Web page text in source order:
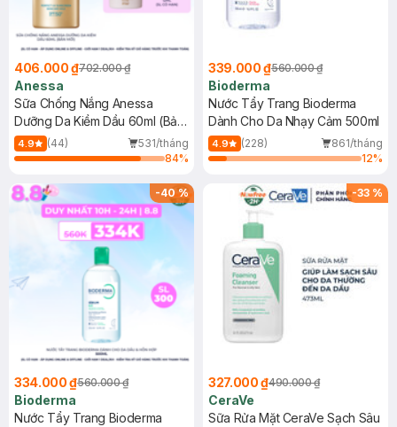
406.000 ₫702.000 ₫
Anessa
Sữa Chống Nắng Anessa
Dưỡng Da Kiềm Dầu 60ml (Bản
Mới)
4.9 (44)
531/tháng
84%
339.000 ₫560.000 ₫
Bioderma
Nước Tẩy Trang Bioderma
Dành Cho Da Nhạy Cảm 500ml
4.9 (228)
861/tháng
12%
-40%
334.000 ₫560.000 ₫
Bioderma
Nước Tẩy Trang Bioderma
-33 %
327.000 ₫490.000 ₫
CeraVe
Sữa Rửa Mặt CeraVe Sạch Sâu